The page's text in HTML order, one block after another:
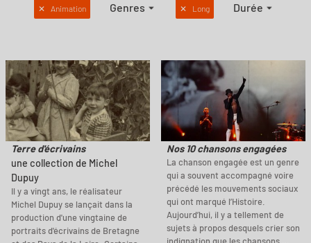
✕ Animation Genres ✕ Long Durée
Terre d'écrivains
une collection de Michel
Dupuy
Il y a vingt ans, le réalisateur
Michel Dupuy se lançait dans la
production d'une vingtaine de
portraits d'écrivains de Bretagne
Nos 10 chansons engagées
La chanson engagée est un genre
qui a souvent accompagné voire
précédé les mouvements sociaux
qui ont marqué l’Histoire.
Aujourd’hui, il y a tellement de
sujets à propos desquels crier son